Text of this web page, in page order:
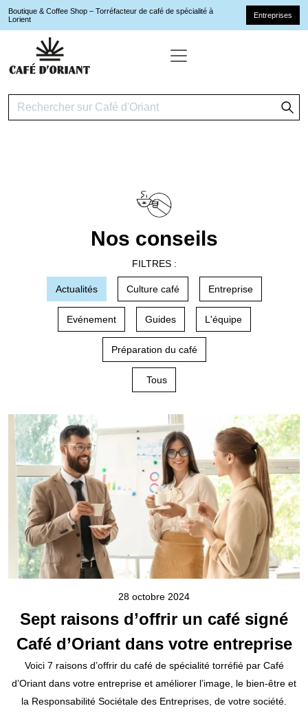
Boutique & Coffee Shop – Torréfacteur de café de spécialité à
Lorient
Entreprises
Nos conseils
FILTRES :
Actualités Culture café Entreprise
Evénement Guides L'équipe
Préparation du café
Tous
28 octobre 2024
Sept raisons d’offrir un café signé
Café d’Oriant dans votre entreprise
Voici 7 raisons d’offrir du café de spécialité torréfié par Café
d’Oriant dans votre entreprise et améliorer l’image, le bien-être et
la Responsabilité Sociétale des Entreprises, de votre société.